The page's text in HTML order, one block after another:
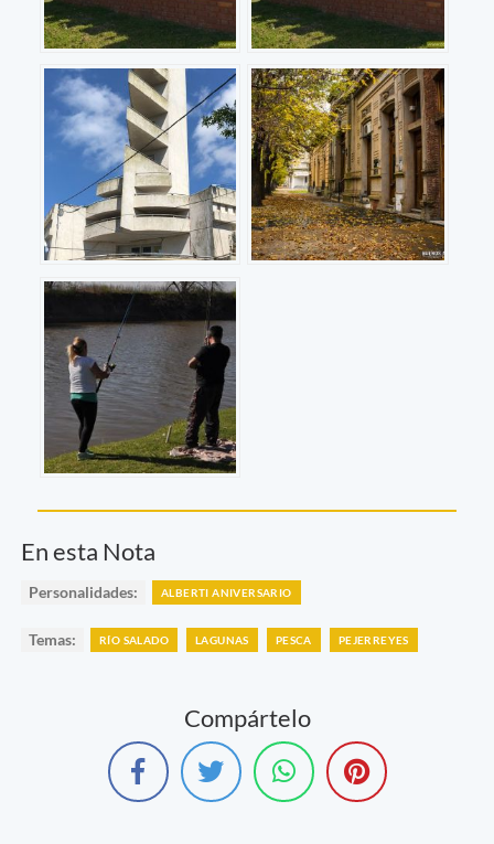
En esta Nota
Personalidades: ALBERTI ANIVERSARIO
Temas: RÍO SALADO LAGUNAS PESCA PEJERREYES
Compártelo